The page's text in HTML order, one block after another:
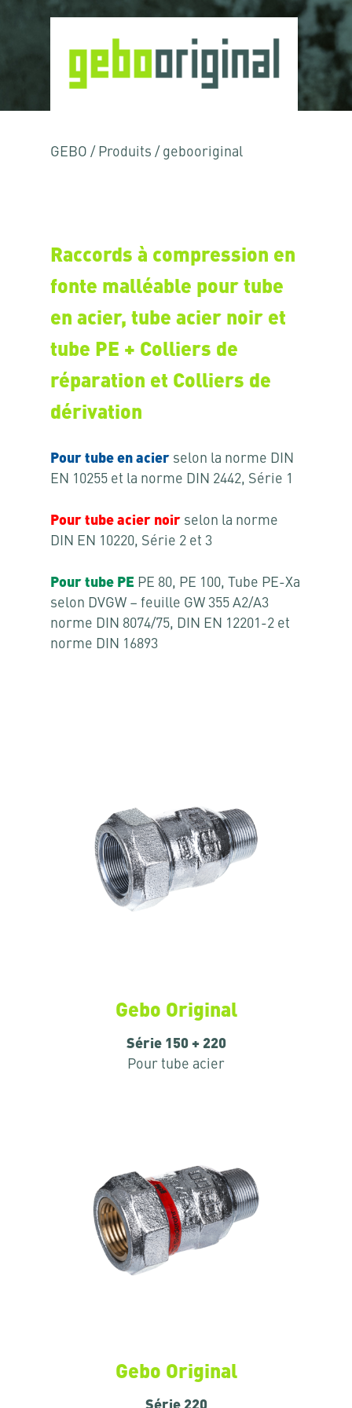
GEBO / Produits / gebooriginal
Raccords à compression en
fonte malléable pour tube
en acier, tube acier noir et
tube PE + Colliers de
réparation et Colliers de
dérivation
Pour tube en acier selon la norme DIN
EN 10255 et la norme DIN 2442, Série 1
Pour tube acier noir selon la norme
DIN EN 10220, Série 2 et 3
Pour tube PE PE 80, PE 100, Tube PE-Xa
selon DVGW – feuille GW 355 A2/A3
norme DIN 8074/75, DIN EN 12201-2 et
norme DIN 16893
Gebo Original
Série 150 + 220
Pour tube acier
Gebo Original